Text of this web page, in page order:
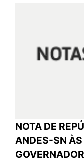
NOTA DE
ANDES-SN